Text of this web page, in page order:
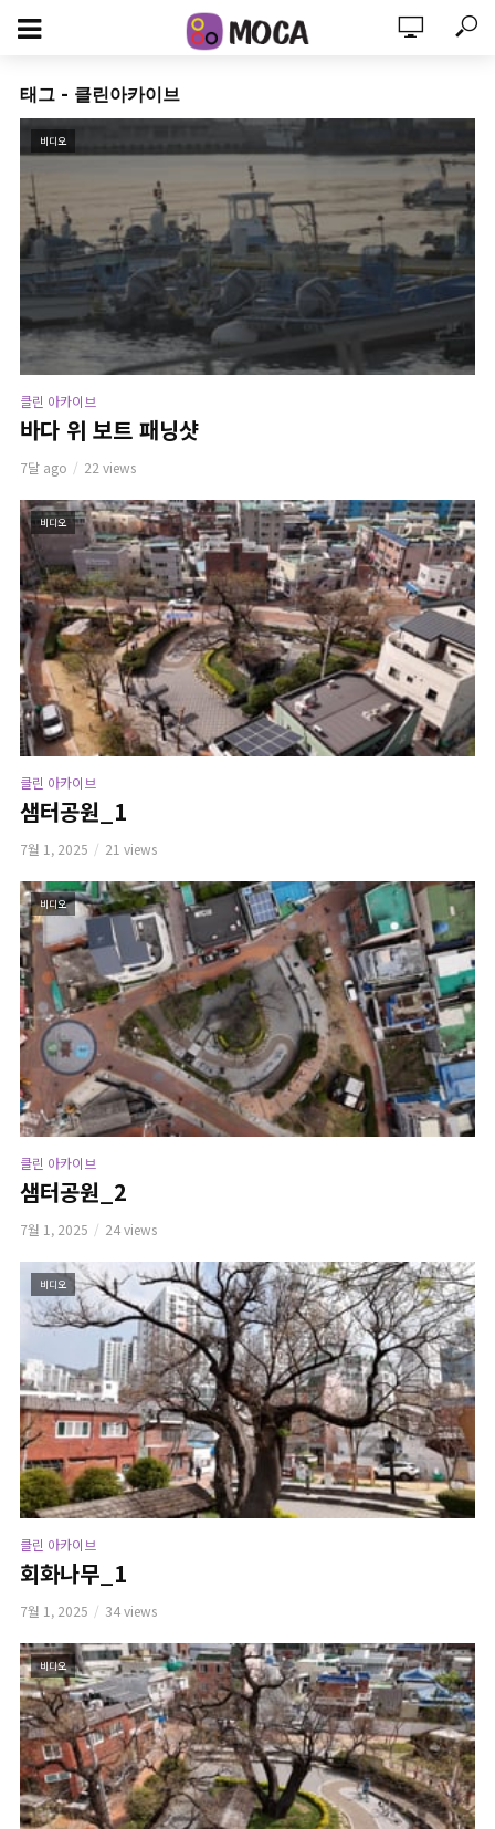
태그 - 클린아카이브
비디오
클린 아카이브
바다 위 보트 패닝샷
7달 ago 22 views
비디오
클린 아카이브
샘터공원_1
7월 1, 2025 21 views
비디오
클린 아카이브
샘터공원_2
7월 1, 2025 24 views
비디오
클린 아카이브
회화나무_1
7월 1, 2025 34 views
비디오